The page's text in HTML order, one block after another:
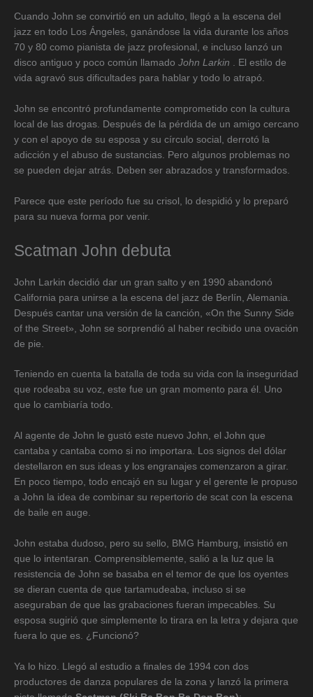
Cuando John se convirtió en un adulto, llegó a la escena del
jazz en todo Los Ángeles, ganándose la vida durante los años
70 y 80 como pianista de jazz profesional, e incluso lanzó un
disco antiguo y poco común llamado John Larkin
. El estilo de
vida agravó sus dificultades para hablar y todo lo atrapó.
John se encontró profundamente comprometido con la cultura
local de las drogas. Después de la pérdida de un amigo cercano
y con el apoyo de su esposa y su círculo social, derrotó la
adicción y el abuso de sustancias. Pero algunos problemas no
se pueden dejar atrás. Deben ser abrazados y transformados.
Parece que este período fue su crisol, lo despidió y lo preparó
para su nueva forma por venir.
Scatman John debuta
John Larkin decidió dar un gran salto y en 1990 abandonó
California para unirse a la escena del jazz de Berlín, Alemania.
Después cantar una versión de la canción, «On the Sunny Side
of the Street», John se sorprendió al haber recibido una ovación
de pie.
Teniendo en cuenta la batalla de toda su vida con la inseguridad
que rodeaba su voz, este fue un gran momento para él. Uno
que lo cambiaría todo.
Al agente de John le gustó este nuevo John, el John que
cantaba y cantaba como si no importara. Los signos del dólar
destellaron en sus ideas y los engranajes comenzaron a girar.
En poco tiempo, todo encajó en su lugar y el gerente le propuso
a John la idea de combinar su repertorio de scat con la escena
de baile en auge.
John estaba dudoso, pero su sello, BMG Hamburg, insistió en
que lo intentaran. Comprensiblemente, salió a la luz que la
resistencia de John se basaba en el temor de que los oyentes
se dieran cuenta de que tartamudeaba, incluso si se
aseguraban de que las grabaciones fueran impecables. Su
esposa sugirió que simplemente lo tirara en la letra y dejara que
fuera lo que es. ¿Funcionó?
Ya lo hizo. Llegó al estudio a finales de 1994 con dos
productores de danza populares de la zona y lanzó la primera